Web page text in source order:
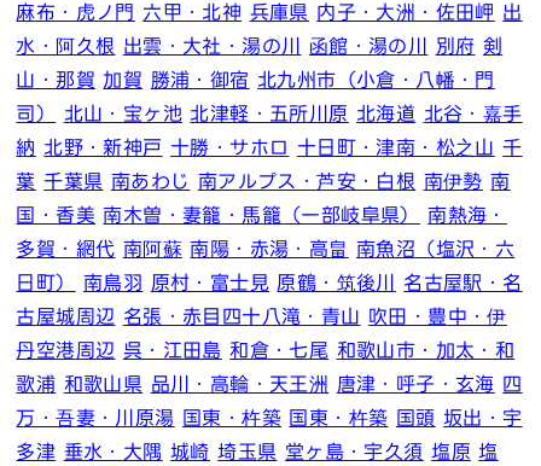
麻布・虎ノ門 六甲・北神 兵庫県 内子・大洲・佐田岬 出
水・阿久根 出雲・大社・湯の川 函館・湯の川 別府 剣
山・那賀 加賀 勝浦・御宿 北九州市（小倉・八幡・門
司）
北山・宝ヶ池 北津軽・五所川原 北海道 北谷・嘉手
納 北野・新神戸 十勝・サホロ 十日町・津南・松之山 千
葉 千葉県 南あわじ 南アルプス・芦安・白根 南伊勢 南
国・香美 南木曽・妻籠・馬籠（一部岐阜県）
南熱海・
多賀・網代 南阿蘇 南陽・赤湯・高畠 南魚沼（塩沢・六
日町）
南鳥羽 原村・富士見 原鶴・筑後川
名古屋駅・名
古屋城周辺 名張・赤目四十八滝・青山 吹田・豊中・伊
丹空港周辺 呉・江田島 和倉・七尾 和歌山市・加太・和
歌浦 和歌山県 品川・高輪・天王洲 唐津・呼子・玄海 四
万・吾妻・川原湯 国東・杵築 国東・杵築 国頭 坂出・宇
多津 垂水・大隅 城崎 埼玉県 堂ヶ島・宇久須 塩原 塩